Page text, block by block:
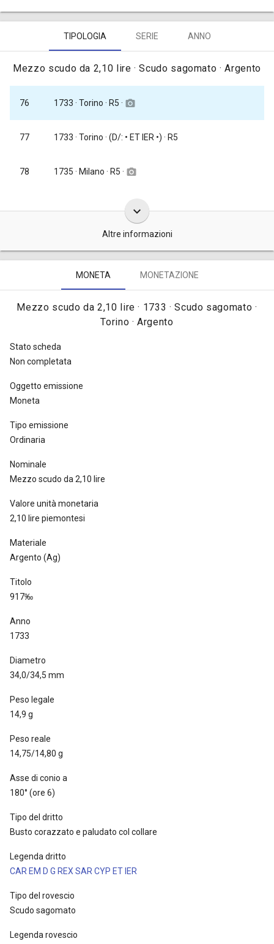
TIPOLOGIA SERIE ANNO
Mezzo scudo da 2,10 lire · Scudo sagomato · Argento
76 1733 · Torino · R5 · camera_alt
77 1733 · Torino · (D/: • ET IER •) · R5
78 1735 · Milano · R5 · camera_alt
keyboard_arrow_down
Altre informazioni
Le monete da mezzo scudo vecchio d'argento da 2,10 lire, datate
1733, furono coniate, complessivamente, in 100.000 pezzi [
1967, tav. LXVI, nota dopo il n. 76].
Le monete da uno scudo vecchio da 5 lire e quelle da mezzo
complessivamente, in 45.140 pezzi [
dopo il n. 66].
MONETA MONETAZIONE
Mezzo scudo da 2,10 lire · 1733 · Scudo sagomato ·
Torino · Argento
Stato scheda
Non completata
Oggetto emissione
Moneta
Tipo emissione
Ordinaria
Nominale
Mezzo scudo da 2,10 lire
Valore unità monetaria
2,10 lire piemontesi
Materiale
Argento (Ag)
Titolo
917‰
Anno
1733
Diametro
34,0/34,5 mm
Peso legale
14,9 g
Peso reale
14,75/14,80 g
Asse di conio a
180° (ore 6)
Tipo del dritto
Busto corazzato e paludato col collare
Legenda dritto
CAR EM D G REX SAR CYP ET IER
Tipo del rovescio
Scudo sagomato
Legenda rovescio